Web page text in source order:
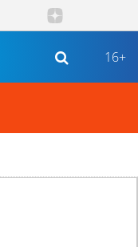
16+